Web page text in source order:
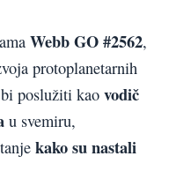
Webb GO #2562,
protoplanetarnih
poslužiti kao vodič
u svemiru,
kako su nastali